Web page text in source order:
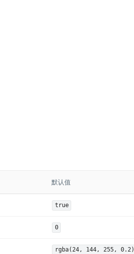
默认值
true
0
rgba(24, 144, 255, 0.2)